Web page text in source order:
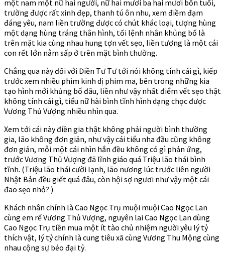
một nam một nữ hai người, nữ hai mươi ba hai mươi bốn tuổi,
trường được rất xinh đẹp, thanh tú ôn nhu, xem điềm đạm
đáng yêu, nam liền trường được có chút khác loại, tượng hùng
một dạng hùng tráng thân hình, tối lệnh nhân khủng bố là
trên mặt kia cùng nhau hung tợn vết sẹo, liền tượng là một cái
con rết lớn nằm sấp ở trên mặt bình thường.
Chẳng qua này đối với Điền Tư Tư tới nói không tính cái gì, kiếp
trước xem nhiều phim kinh dị phim ma, bên trong những kia
tạo hình mới khủng bố đâu, liền như vậy nhất điểm vết sẹo thật
không tính cái gì, tiểu nữ hài bình tĩnh hình dạng chọc được
Vương Thủ Vượng nhiều nhìn qua.
Xem tới cái này điền gia thật không phải người bình thường
gia, lão không đơn giản, như vậy cái tiểu nha đầu cũng không
đơn giản, mỗi một cái nhìn hắn đều không có gì phản ứng,
trước Vương Thủ Vượng đã lĩnh giáo quá Triệu lão thái bình
tĩnh. (Triệu lão thái cười lạnh, lão nương lúc trước liên người
Nhật Bản đều giết quá đâu, còn hội sợ ngươi như vậy một cái
đao sẹo nhỏ? )
Khách nhân chính là Cao Ngọc Trụ muội muội Cao Ngọc Lan
cùng em rể Vương Thủ Vượng, nguyên lai Cao Ngọc Lan dùng
Cao Ngọc Trụ tiền mua một ít tào chủ nhiệm người yêu lý tỷ
thích vật, lý tỷ chính là cung tiêu xã cùng Vương Thu Mộng cùng
nhau cộng sự béo đại tỷ.